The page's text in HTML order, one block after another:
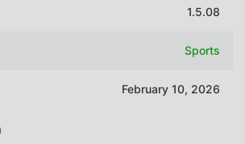
1.5.08
Sports
February 10, 2026